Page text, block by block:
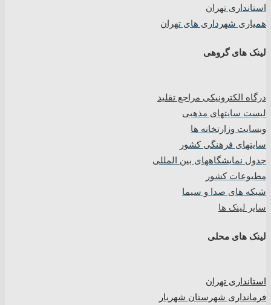
استانداری تهران
همیاری شهرداری های تهران
لینک های گروهی
درگاه الکترونیکی مراجع تقلید
لیست سایتهای مذهبی
وبسایت وزارتخانه ها
سایتهای فرهنگی کشور
جدول نمایشگاههای بین المللی
مطبوعات کشور
شبکه های صدا و سیما
سایر لینک ها
لینک های محلی
استانداری تهران
فرمانداری شهرستان شهریار